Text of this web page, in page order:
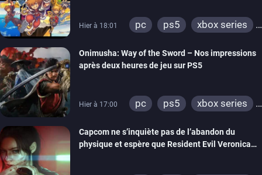
Hier à 18:01 pc ps5
xbox series
Onimusha: Way of the Sword – Nos impressions
après deux heures de jeu sur PS5
Hier à 17:00 pc ps5
xbox series
Capcom ne s’inquiète pas de l’abandon du
physique et espère que Resident Evil Veronica